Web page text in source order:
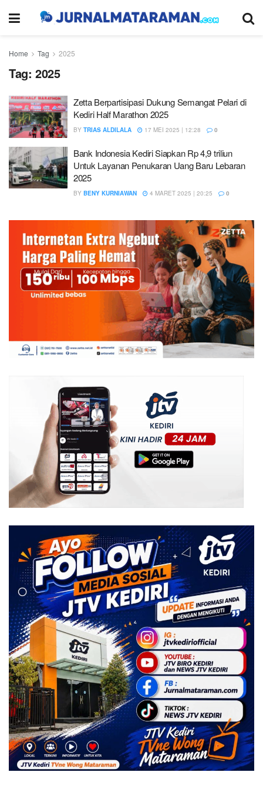
Home Tag 2025
Tag: 2025
Zetta Berpartisipasi Dukung Semangat Pelari di
Kediri Half Marathon 2025
BY TRIAS ALDILALA 17 MEI 2025 | 12:28 0
Bank Indonesia Kediri Siapkan Rp 4,9 triliun
Untuk Layanan Penukaran Uang Baru Lebaran
2025
BY BENY KURNIAWAN 4 MARET 2025 | 20:25 0